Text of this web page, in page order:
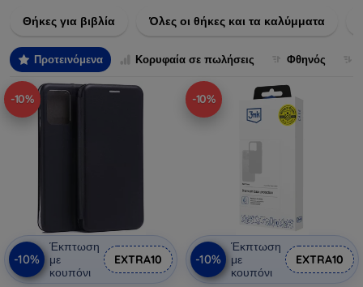
και τη διάρκεια ζωής των συσκευών σας με τις κορυφαίες
Θήκες για βιβλία Όλες οι θήκες και τα καλύμματα
Προτεινόμενα Κορυφαία σε πωλήσεις Φθηνός
-10%
-10%
Έκπτωση
με
κουπόνι
EXTRA10
-10%
-10%
Έκπτωση
με
κουπόνι
EXTRA10